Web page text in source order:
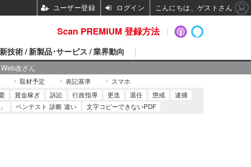
Web改ざん
新技術 / 新製品･サービス / 業界動向
取材予定 表記基準 スマホ
賞金稼ぎ 訴訟 行政指導 更迭 退任 懲戒
逮捕
ペンテスト 診断 違い 文字コピーできないPDF
Scan PREMIUM 登録方法
ユーザー登録 ログイン こんにちは、ゲストさん